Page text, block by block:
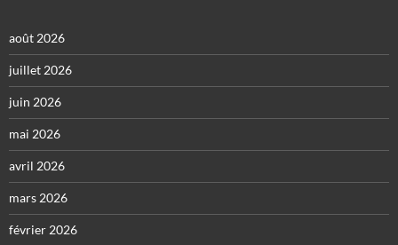
août 2026
juillet 2026
juin 2026
mai 2026
avril 2026
mars 2026
février 2026